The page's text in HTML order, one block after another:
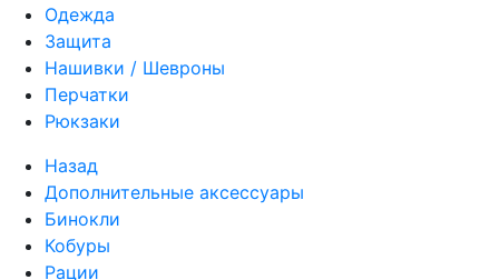
Одежда
Защита
Нашивки / Шевроны
Перчатки
Рюкзаки
Назад
Дополнительные аксессуары
Бинокли
Кобуры
Рации